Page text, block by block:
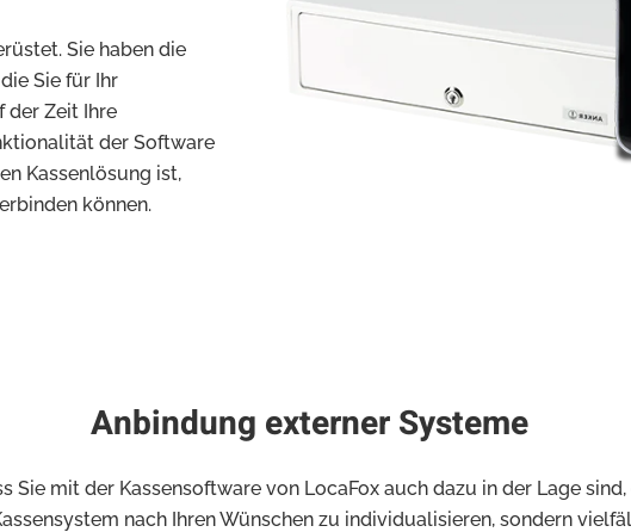
Sie haben die
Sie für Ihr
der Zeit Ihre
der Software
Kassenlösung ist,
können.
Anbindung externer Systeme
Sie mit der Kassensoftware von LocaFox auch dazu in der Lage
nach Ihren Wünschen zu individualisieren, sondern